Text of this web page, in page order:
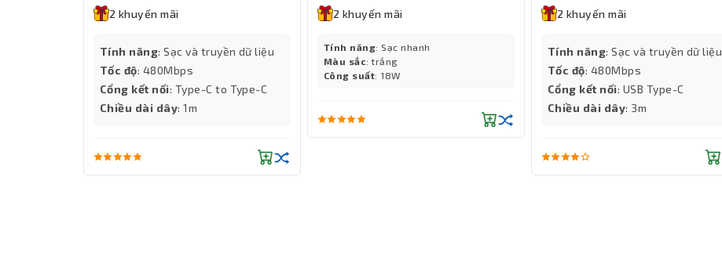
2 khuyến mãi
Tính năng: Sạc và truyền dữ liệu
Tốc độ: 480Mbps
Cổng kết nối: Type-C to Type-C
Chiều dài dây: 1m
2 khuyến mãi
Tính năng: Sạc nhanh
Màu sắc: trắng
Công suất: 18W
2 khuyến mãi
Tính năng: Sạc và truyền dữ liệu
Tốc độ: 480Mbps
Cổng kết nối: USB Type-C
Chiều dài dây: 3m